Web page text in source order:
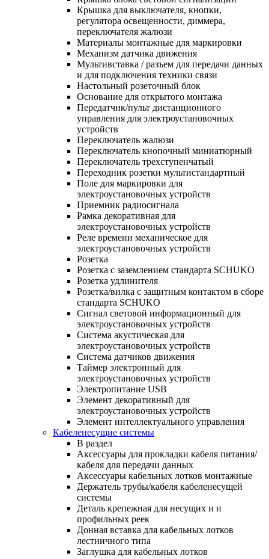
Крышка для выключателя, кнопки,
регулятора освещенности, диммера,
переключателя жалюзи
Материалы монтажные для маркировки
Механизм датчика движения
Мультивставка / разъем для передачи данных
и для подключения техники связи
Настольный розеточный блок
Основание для открытого монтажа
Передатчик/пульт дистанционного
управления для электроустановочных
устройств
Переключатель жалюзи
Переключатель кнопочный миниатюрный
Переключатель трехступенчатый
Переходник розетки мультистандартный
Поле для маркировки для
электроустановочных устройств
Приемник радиосигнала
Рамка декоративная для
электроустановочных устройств
Реле времени механическое для
электроустановочных устройств
Розетка
Розетка с заземлением стандарта SCHUKO
Розетка удлинителя
Розетка/вилка с защитным контактом в сборе
стандарта SCHUKO
Сигнал световой информационный для
электроустановочных устройств
Система акустическая для
электроустановочных устройств
Система датчиков движения
Таймер электронный для
электроустановочных устройств
Электропитание USB
Элемент декоративный для
электроустановочных устройств
Элемент интеллектуального управления
Кабеленесущие системы
В раздел
Аксессуары для прокладки кабеля питания/
кабеля для передачи данных
Аксессуары кабельных лотков монтажные
Держатель трубы/кабеля кабеленесущей
системы
Деталь крепежная для несущих и и
профильных реек
Донная вставка для кабельных лотков
лестничного типа
Заглушка для кабельных лотков